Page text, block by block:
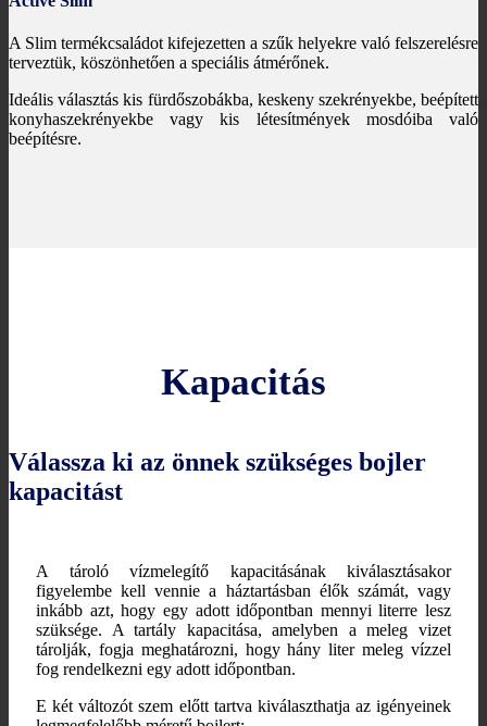
A Slim termékcsaládot kifejezetten a szűk helyekre való felszerelésre
terveztük, köszönhetően a speciális átmérőnek.
Ideális választás kis fürdőszobákba, keskeny szekrényekbe, beépített
konyhaszekrényekbe vagy kis létesítmények mosdóiba való
beépítésre.
Kapacitás
Válassza ki az önnek szükséges bojler
kapacitást
A tároló vízmelegítő kapacitásának kiválasztásakor
figyelembe kell vennie a háztartásban élők számát, vagy
inkább azt, hogy egy adott időpontban mennyi literre lesz
szüksége. A tartály kapacitása, amelyben a meleg vizet
tárolják, fogja meghatározni, hogy hány liter meleg vízzel
fog rendelkezni egy adott időpontban.
E két változót szem előtt tartva kiválaszthatja az igényeinek